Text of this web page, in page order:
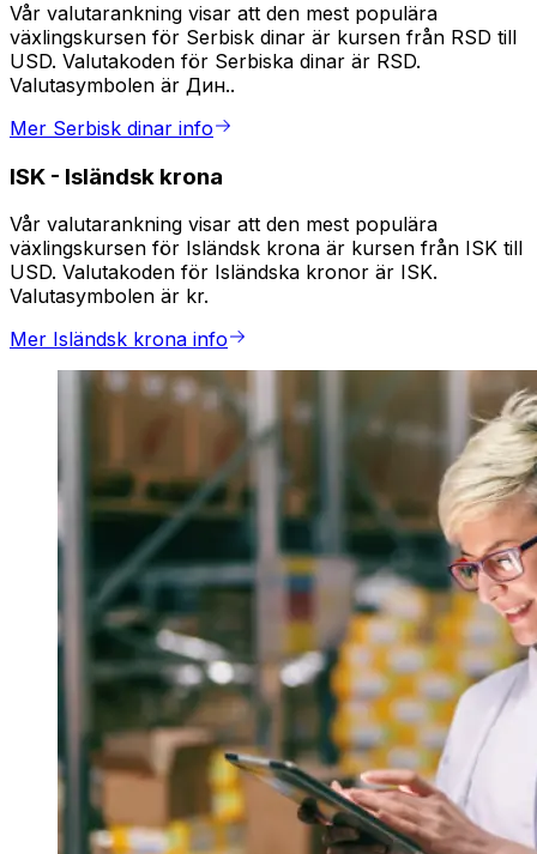
Vår valutarankning visar att den mest populära
växlingskursen för Serbisk dinar är kursen från RSD till
USD. Valutakoden för Serbiska dinar är RSD.
Valutasymbolen är Дин..
Mer Serbisk dinar info
ISK - Isländsk krona
Vår valutarankning visar att den mest populära
växlingskursen för Isländsk krona är kursen från ISK till
USD. Valutakoden för Isländska kronor är ISK.
Valutasymbolen är kr.
Mer Isländsk krona info